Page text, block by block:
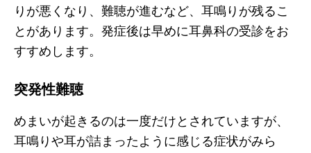
りが悪くなり、難聴が進むなど、耳鳴りが残るこ
とがあります。発症後は早めに耳鼻科の受診をお
すすめします。
突発性難聴
めまいが起きるのは一度だけとされていますが、
耳鳴りや耳が詰まったように感じる症状がみら